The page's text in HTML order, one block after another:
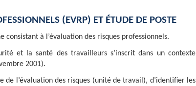
(EVRP) ET ÉTUDE DE POSTE
consistant à l’évaluation des risques professionnels.
et la santé des travailleurs s’inscrit dans un contexte
2001).
de l’évaluation des risques (unité de travail), d’identifier les